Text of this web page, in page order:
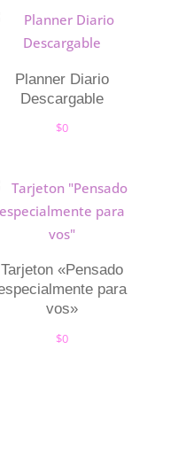
Planner Diario
Descargable
$0
Tarjeton «Pensado
para
vos»
$0